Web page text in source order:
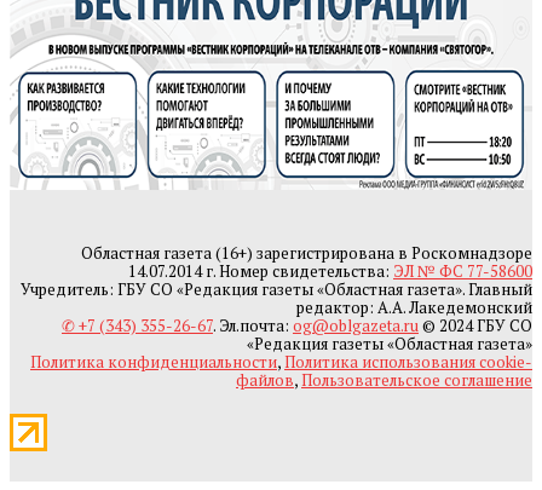
Областная газета (16+) зарегистрирована в Роскомнадзоре
14.07.2014 г. Номер свидетельства: ЭЛ № ФС 77-58600
Учредитель: ГБУ СО «Редакция газеты «Областная газета». Главный
редактор: А.А. Лакедемонский
✆ +7 (343) 355-26-67. Эл.почта: og@oblgazeta.ru© 2024 ГБУ СО
«Редакция газеты «Областная газета»
Политика конфиденциальности,Политика использования cookie-
файлов,Пользовательское соглашение